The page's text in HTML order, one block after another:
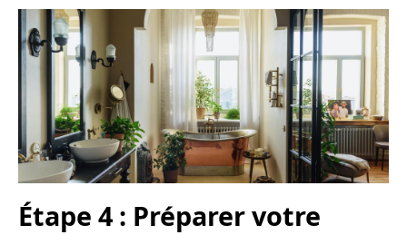
Étape 4 : Préparer votre